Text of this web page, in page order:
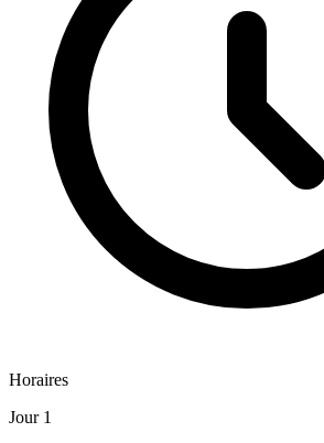
Horaires
Jour 1